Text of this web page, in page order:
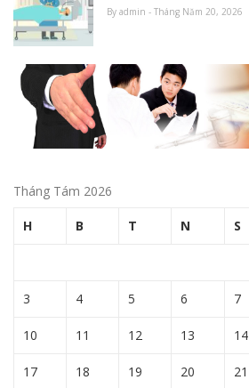
By admin - Tháng Năm 20, 2026
Tháng Tám 2026
H B T N S
3 4 5 6 7
10 11 12 13 14
17 18 19 20 21